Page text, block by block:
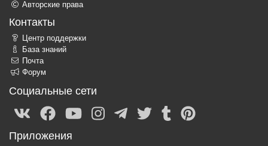
Авторские права
Контакты
Центр поддержки
База знаний
Почта
Форум
Социальные сети
Приложения